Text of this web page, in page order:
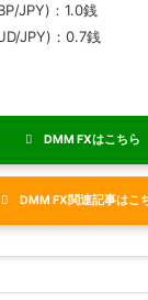
JPY)：1.0銭
JPY)：0.7銭
DMM FX
DMM FX関連記事